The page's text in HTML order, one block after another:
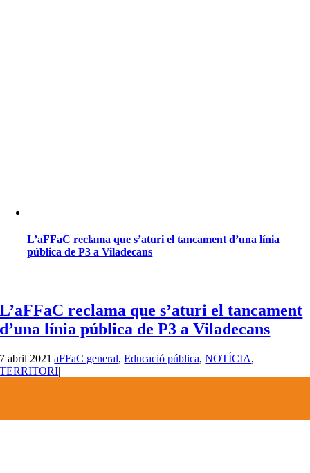
L’aFFaC reclama que s’aturi el tancament d’una línia
pública de P3 a Viladecans
L’aFFaC reclama que s’aturi el tancament
d’una línia pública de P3 a Viladecans
7 abril 2021 |aFFaC general,Educació pública,NOTÍCIA,
TERRITORI|